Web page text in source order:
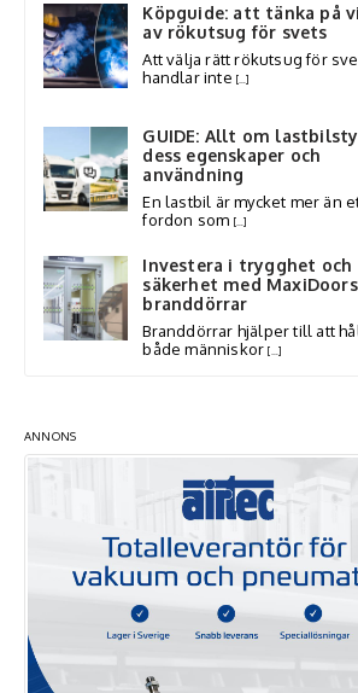
Köpguide: att tänka på
av rökutsug för svets
Att välja rätt rökutsug för
handlar inte […]
GUIDE: Allt om
dess egenskaper och
användning
En lastbil är mycket mer än
fordon som […]
Investera i trygghet och
säkerhet med MaxiDoors
branddörrar
Branddörrar hjälper till att
både människor[…]
ANNONS